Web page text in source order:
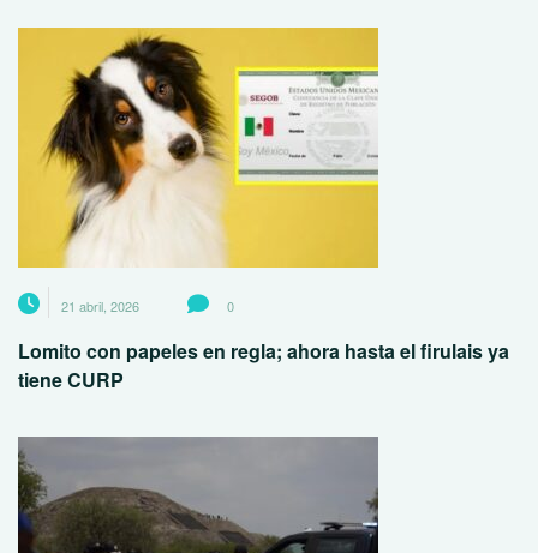
21 abril, 2026 0
Lomito con papeles en regla; ahora hasta el firulais ya
tiene CURP